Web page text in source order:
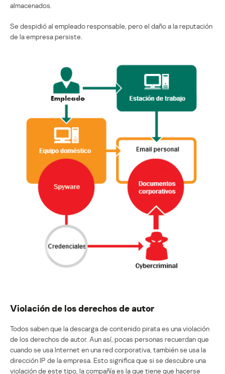
almacenados.
Se despidió al empleado responsable, pero el daño a la reputación
de la empresa persiste.
Violación de los derechos de autor
Todos saben que la descarga de contenido pirata es una violación
de los derechos de autor. Aun así, pocas personas recuerdan que
cuando se usa Internet en una red corporativa, también se usa la
dirección IP de la empresa. Esto significa que si se descubre una
violación de este tipo, la compañía es la que tiene que hacerse